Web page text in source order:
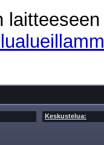
Keskustelua: